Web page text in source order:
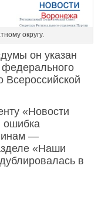
округу.
он указан
Всероссийской
«Новости
ошибка
—
«Наши
в